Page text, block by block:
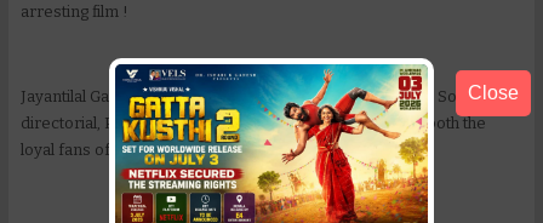
arresting film !
Jayantilal Gada (Pen Studios) presents, Kumki 2, a Prabhu Solomon
directorial, Produced by Dhaval Gada Kumki 2 will cater both the
loyal fans of the original and a new, Gen Z audience
Close